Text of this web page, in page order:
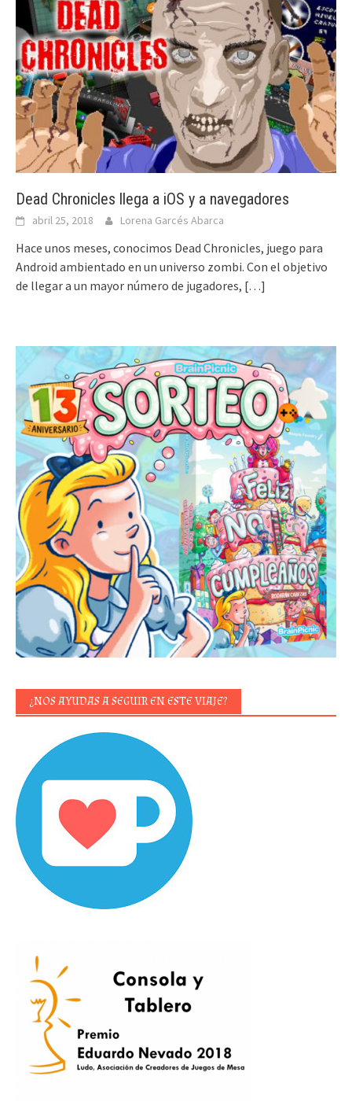
Dead Chronicles llega a iOS y a navegadores
abril 25, 2018 Lorena Garcés Abarca
Hace unos meses, conocimos Dead Chronicles, juego para
Android ambientado en un universo zombi. Con el objetivo
de llegar a un mayor número de jugadores, […]
¿NOS AYUDAS A SEGUIR EN ESTE VIAJE?